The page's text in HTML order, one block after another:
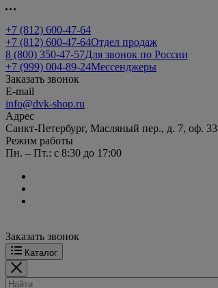
+7 (812) 600-47-64
+7 (812) 600-47-64Отдел продаж
8 (800) 350-47-57Для звонок по России
+7 (999) 004-89-24Мессенджеры
Заказать звонок
E-mail
info@dvk-shop.ru
Адрес
Санкт-Петербург, Масляный пер., д. 7, оф. 33
Режим работы
Пн. – Пт.: с 8:30 до 17:00
Заказать звонок
Каталог